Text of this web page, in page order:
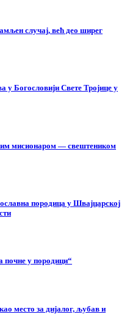
случај, већ део ширег
у Богословији Свете Тројице у
мисионаром — свештеником
породица у Швајцарској
почне у породици“
место за дијалог, љубав и